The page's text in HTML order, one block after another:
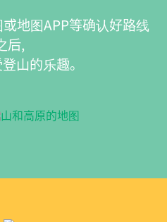
地图APP等确认好路线
后,
山的乐趣。